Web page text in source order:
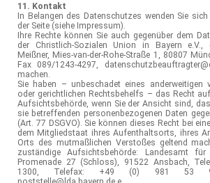
11. Kontakt
In Belangen des Datenschutzes wenden Sie
der Seite (siehe Impressum).
Ihre Rechte können Sie auch gegenüber dem
der Christlich-Sozialen Union in Bayern e.V.,
Meißner, Mies-van-der-Rohe-Straße 1, 80807
Fax 089/1243-4297,
machen.
Sie haben – unbeschadet eines anderweitigen
oder gerichtlichen Rechtsbehelfs – das Recht
Aufsichtsbehörde, wenn Sie der Ansicht sind,
sie betreffenden personenbezogenen Daten
(Art. 77 DSGVO). Sie können dieses Recht bei
dem Mitgliedstaat ihres Aufenthaltsorts, ihres
Orts des mutmaßlichen Verstoßes geltend
zuständige Aufsichtsbehörde: Landesamt für
Promenade 27 (Schloss), 91522 Ansbach,
1300, Telefax: +49 (0) 981 53